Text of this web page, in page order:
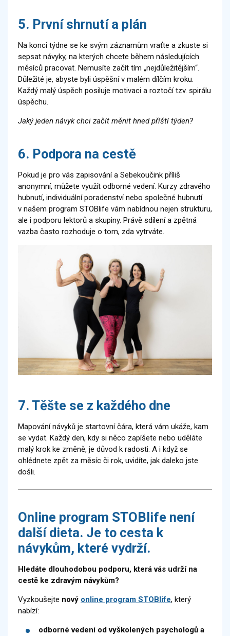
5. První shrnutí a plán
Na konci týdne se ke svým záznamům vraťte a zkuste si
sepsat návyky, na kterých chcete během následujících
měsíců pracovat. Nemusíte začít tím „nejdůležitějším“.
Důležité je, abyste byli úspěšní v malém dílčím kroku.
Každý malý úspěch posiluje motivaci a roztočí tzv. spirálu
úspěchu.
Jaký jeden návyk chci začít měnit hned příští týden?
6. Podpora na cestě
Pokud je pro vás zapisování a Sebekoučink příliš
anonymní, můžete využít odborné vedení. Kurzy zdravého
hubnutí, individuální poradenství nebo společné hubnutí
v našem program STOBlife vám nabídnou nejen strukturu,
ale i podporu lektorů a skupiny. Právě sdílení a zpětná
vazba často rozhoduje o tom, zda vytrváte.
7. Těšte se z každého dne
Mapování návyků je startovní čára, která vám ukáže, kam
se vydat. Každý den, kdy si něco zapíšete nebo uděláte
malý krok ke změně, je důvod k radosti. A i když se
ohlédnete zpět za měsíc či rok, uvidíte, jak daleko jste
došli.
Online program STOBlife není
další dieta. Je to cesta k
návykům, které vydrží.
Hledáte dlouhodobou podporu, která vás udrží na
cestě ke zdravým návykům?
Vyzkoušejte nový online program STOBlife, který
nabízí:
odborné vedení od vyškolených psychologů a